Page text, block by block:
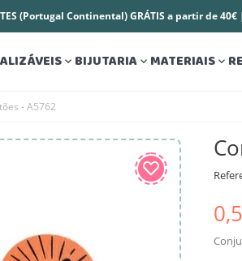
(Portugal Continental) GRÁTIS a partir de
 BIJUTARIA MATERIAIS
- A5762